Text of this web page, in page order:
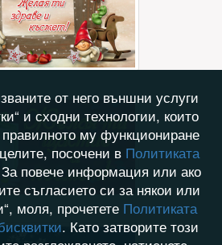
от него външни услуги
и сходни технологии, които
му функциониране
посочени в Политиката
повече информация или ако
съгласието си за някои или
моля, прочетете Политиката
. Като затворите този